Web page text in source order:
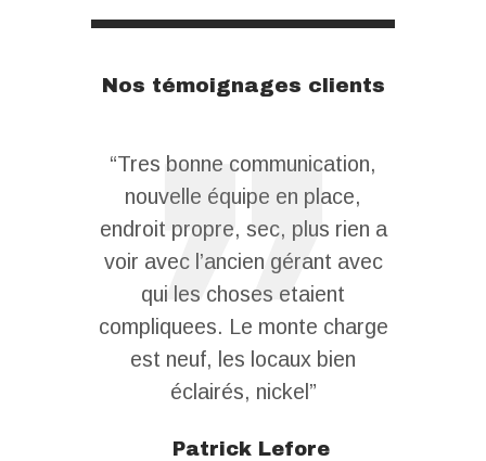
Nos témoignages clients
“Tres bonne communication,
nouvelle équipe en place,
endroit propre, sec, plus rien a
voir avec l’ancien gérant avec
qui les choses etaient
compliquees. Le monte charge
est neuf, les locaux bien
éclairés, nickel”
Patrick Lefore